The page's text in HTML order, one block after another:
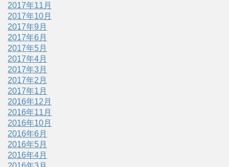
2017年11月
2017年10月
2017年9月
2017年6月
2017年5月
2017年4月
2017年3月
2017年2月
2017年1月
2016年12月
2016年11月
2016年10月
2016年6月
2016年5月
2016年4月